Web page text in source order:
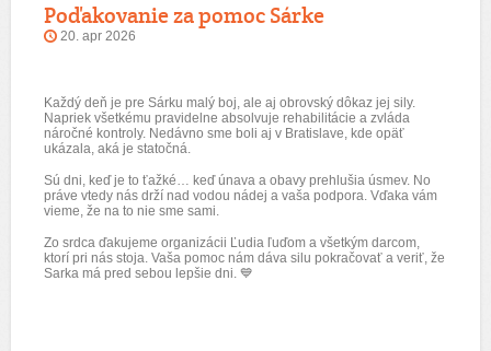
Poďakovanie za pomoc Sárke
20. apr 2026
Každý deň je pre Sárku malý boj, ale aj obrovský dôkaz jej sily.
Napriek všetkému pravidelne absolvuje rehabilitácie a zvláda
náročné kontroly. Nedávno sme boli aj v Bratislave, kde opäť
ukázala, aká je statočná.
Sú dni, keď je to ťažké… keď únava a obavy prehlušia úsmev. No
práve vtedy nás drží nad vodou nádej a vaša podpora. Vďaka vám
vieme, že na to nie sme sami.
Zo srdca ďakujeme organizácii Ľudia ľuďom a všetkým darcom,
ktorí pri nás stoja. Vaša pomoc nám dáva silu pokračovať a veriť, že
Sarka má pred sebou lepšie dni. 💙